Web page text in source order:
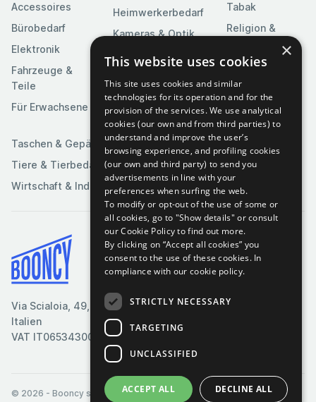
Accessoires
Bürobedarf
Elektronik
Fahrzeuge &
Teile
Für Erwachsene
Heimwerkerbedarf
Kameras & Optik
Kunst &
Unterhaltung
Medien
Tabak
Religion &
Feierlichkeiten
Software
Spielzeuge &
Spiele
Sportartikel
Taschen & Gepäck
Tiere & Tierbedarf
Wirtschaft & Industrie
Via Scialoia, 49, Florenz,
Italien
VAT IT06534300485
Bedingungen & Konditionen
Cookie-Richtlinie
Datenschutzrichtlinie
© 2026 - Booncy srl - VAT IT06534300485
×
This website uses cookies
This site uses cookies and similar
technologies for its operation and for the
provision of the services. We use analytical
cookies (our own and from third parties) to
understand and improve the user’s
browsing experience, and profiling cookies
(our own and third party) to send you
advertisements in line with your
preferences when surfing the web.
To modify or opt-out of the use of some or
all cookies, go to "Show details" or consult
our Cookie Policy to find out more.
By clicking on “Accept all cookies” you
consent to the use of these cookies. In
compliance with our cookie policy.
STRICTLY NECESSARY
TARGETING
UNCLASSIFIED
ACCEPT ALL DECLINE ALL